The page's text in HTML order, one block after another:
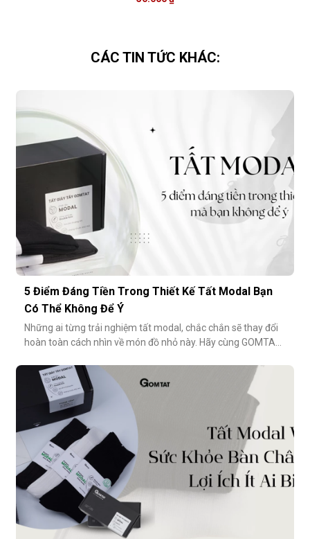
CÁC TIN TỨC KHÁC:
5 Điểm Đáng Tiền Trong Thiết Kế Tất Modal Bạn
Có Thể Không Để Ý
Những ai từng trải nghiệm tất modal, chắc chắn sẽ thay đổi
hoàn toàn cách nhìn về món đồ nhỏ này. Hãy cùng GOMTAT
modal cao cấp – những điều có thể bạn chưa từng để ý
nhưng lại ảnh hưởng rất nhiều đến trải nghiệm hằng
ngày.Chất liệu sợi modalĐiểm